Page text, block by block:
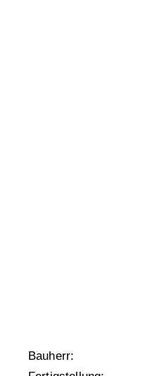
Bauherr: